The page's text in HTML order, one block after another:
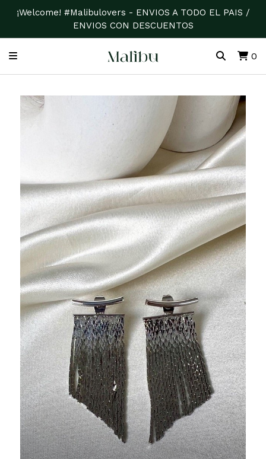
¡Welcome! #Malibulovers - ENVIOS A TODO EL PAIS /
ENVIOS CON DESCUENTOS
0